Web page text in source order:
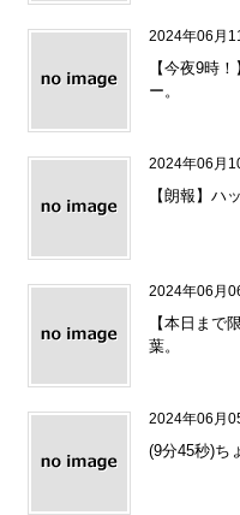
2024年06月
【今夜9時
ー。
2024年06月
【朗報】ハ
2024年06月
【本日まで
葉。
2024年06月
(9分45秒)ち